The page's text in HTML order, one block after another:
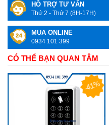
HỖ TRỢ TƯ VẤN
Thứ 2 - Thứ 7 (8H-17H)
MUA ONLINE
0934 101 399
CÓ THỂ BẠN QUAN TÂM
-41%